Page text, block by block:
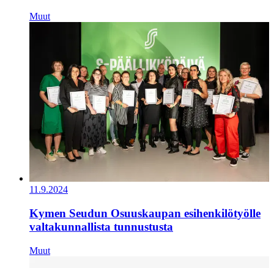
Muut
11.9.2024
Kymen Seudun Osuuskaupan esihenkilötyölle
valtakunnallista tunnustusta
Muut